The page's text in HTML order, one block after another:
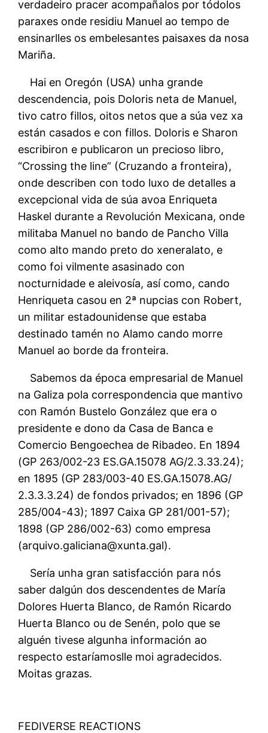
verdadeiro pracer acompañalos por tódolos
paraxes onde residiu Manuel ao tempo de
ensinarlles os embelesantes paisaxes da nosa
Mariña.
Hai en Oregón (USA) unha grande
descendencia, pois Doloris neta de Manuel,
tivo catro fillos, oitos netos que a súa vez xa
están casados e con fillos. Doloris e Sharon
escribiron e publicaron un precioso libro,
“Crossing the line” (Cruzando a fronteira),
onde describen con todo luxo de detalles a
excepcional vida de súa avoa Enriqueta
Haskel durante a Revolución Mexicana, onde
militaba Manuel no bando de Pancho Villa
como alto mando preto do xeneralato, e
como foi vilmente asasinado con
nocturnidade e aleivosía, así como, cando
Henriqueta casou en 2ª nupcias con Robert,
un militar estadounidense que estaba
destinado tamén no Alamo cando morre
Manuel ao borde da fronteira.
Sabemos da época empresarial de Manuel
na Galiza pola correspondencia que mantivo
con Ramón Bustelo González que era o
presidente e dono da Casa de Banca e
Comercio Bengoechea de Ribadeo. En 1894
(GP 263/002-23 ES.GA.15078 AG/2.3.33.24);
en 1895 (GP 283/003-40 ES.GA.15078.AG/
2.3.3.3.24) de fondos privados; en 1896 (GP
285/004-43); 1897 Caixa GP 281/001-57);
1898 (GP 286/002-63) como empresa
(arquivo.galiciana@xunta.gal).
Sería unha gran satisfacción para nós
saber dalgún dos descendentes de María
Dolores Huerta Blanco, de Ramón Ricardo
Huerta Blanco ou de Senén, polo que se
alguén tivese algunha información ao
respecto estaríamoslle moi agradecidos.
Moitas grazas.
FEDIVERSE REACTIONS